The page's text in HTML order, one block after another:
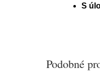
S
Podobné